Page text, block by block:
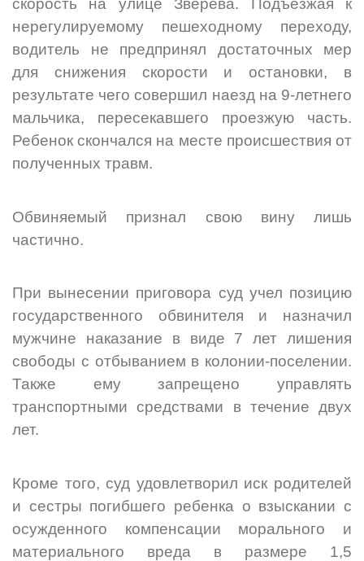
скорость на улице Зверева. Подъезжая к
нерегулируемому пешеходному переходу,
водитель не предпринял достаточных мер
для снижения скорости и остановки, в
результате чего совершил наезд на 9-летнего
мальчика, пересекавшего проезжую часть.
Ребенок скончался на месте происшествия от
полученных травм.
Обвиняемый признал свою вину лишь
частично.
При вынесении приговора суд учел позицию
государственного обвинителя и назначил
мужчине наказание в виде 7 лет лишения
свободы с отбыванием в колонии-поселении.
Также ему запрещено управлять
транспортными средствами в течение двух
лет.
Кроме того, суд удовлетворил иск родителей
и сестры погибшего ребенка о взыскании с
осужденного компенсации морального и
материального вреда в размере 1,5